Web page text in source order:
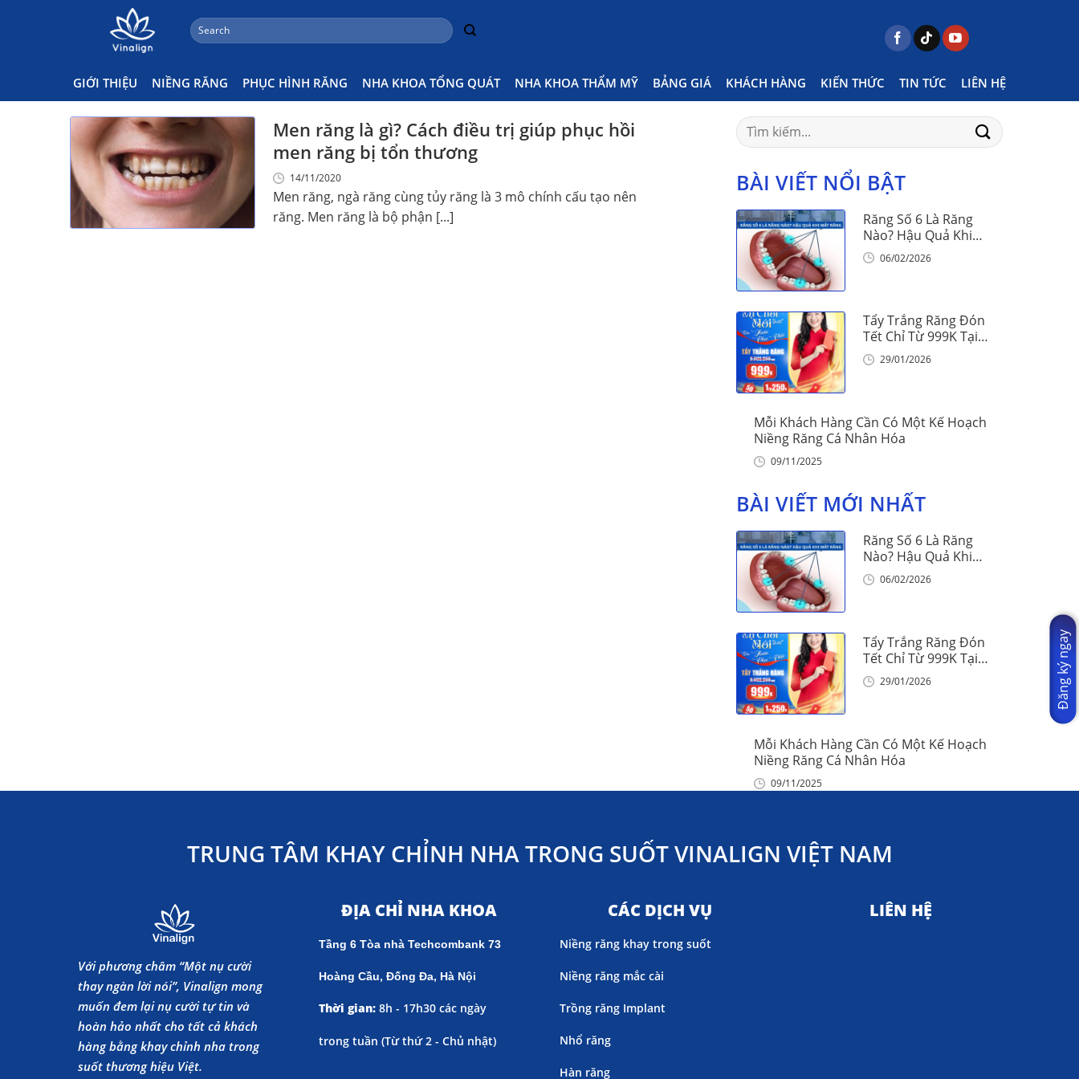
Search
for:
GIỚI THIỆU NIỀNG RĂNG PHỤC HÌNH RĂNG NHA KHOA TỔNG QUÁT NHA KHOA THẨM MỸ BẢNG GIÁ KHÁCH HÀNG KIẾN THỨC TIN TỨC LIÊN HỆ
Men Răng Có Dễ Bị Tổn Thương Không Posts tagged "men răng có dễ bị tổn thương không"
Men răng là gì? Cách điều trị giúp phục hồi
men răng bị tổn thương
14/11/2020
Men răng, ngà răng cùng tủy răng là 3 mô chính cấu tạo nên
răng. Men răng là bộ phận [...]
Search
for:
BÀI VIẾT NỔI BẬT
Răng Số 6 Là Răng
Nào? Hậu Quả Khi
Mất Răng Số 6
06/02/2026
Tẩy Trắng Răng Đón
Tết Chỉ Từ 999K Tại
Nha Khoa Vinalign
29/01/2026
Mỗi Khách Hàng Cần Có Một Kế Hoạch
Niềng Răng Cá Nhân Hóa
09/11/2025
BÀI VIẾT MỚI NHẤT
Răng Số 6 Là Răng
Nào? Hậu Quả Khi
Mất Răng Số 6
06/02/2026
Tẩy Trắng Răng Đón
Tết Chỉ Từ 999K Tại
Nha Khoa Vinalign
29/01/2026
Mỗi Khách Hàng Cần Có Một Kế Hoạch
Niềng Răng Cá Nhân Hóa
09/11/2025
TRUNG TÂM KHAY CHỈNH NHA TRONG SUỐT VINALIGN VIỆT NAM
Với phương châm “Một nụ cười
thay ngàn lời nói”, Vinalign mong
muốn đem lại nụ cười tự tin và
hoàn hảo nhất cho tất cả khách
hàng bằng khay chỉnh nha trong
suốt thương hiệu Việt.
ĐỊA CHỈ NHA KHOA
Tầng 6 Tòa nhà Techcombank 73
Hoàng Cầu, Đống Đa, Hà Nội
Thời gian: 8h - 17h30 các ngày
trong tuần (Từ thứ 2 - Chủ nhật)
CÁC DỊCH VỤ
Niềng răng khay trong suốt
Niềng răng mắc cài
Trồng răng Implant
Nhổ răng
Hàn răng
LIÊN HỆ
Đăng ký ngay